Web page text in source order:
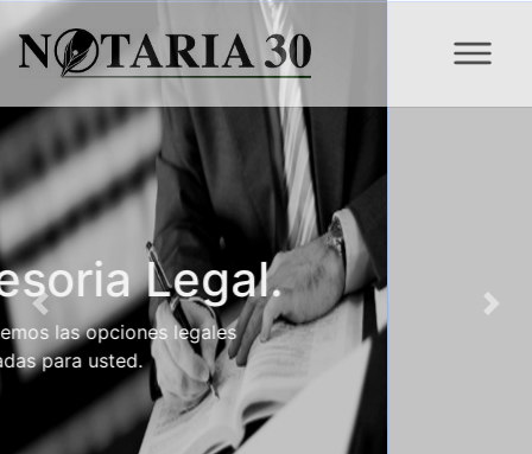
Tramites.
Nuestro servicio es rapido,
Previous Next